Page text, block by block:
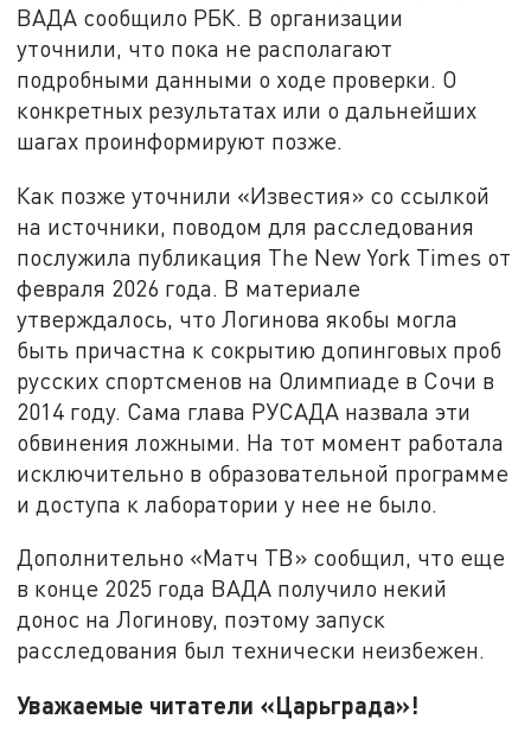
ВАДА сообщило РБК. В организации
уточнили, что пока не располагают
подробными данными о ходе проверки. О
конкретных результатах или о дальнейших
шагах проинформируют позже.
Как позже уточнили «Известия» со ссылкой
на источники, поводом для расследования
послужила публикация The New York Times от
февраля 2026 года. В материале
утверждалось, что Логинова якобы могла
быть причастна к сокрытию допинговых проб
русских спортсменов на Олимпиаде в Сочи в
2014 году. Сама глава РУСАДА назвала эти
обвинения ложными. На тот момент работала
исключительно в образовательной программе
и доступа к лаборатории у нее не было.
Дополнительно «Матч ТВ» сообщил, что еще
в конце 2025 года ВАДА получило некий
донос на Логинову, поэтому запуск
расследования был технически неизбежен.
Уважаемые читатели «Царьграда»!